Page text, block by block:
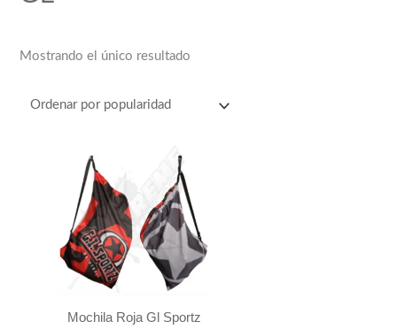
Mostrando el único resultado
Mochila Roja Gl Sportz